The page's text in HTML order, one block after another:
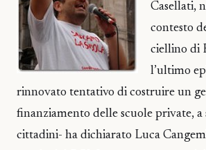
Casellati,
contesto
ciellino di
l’ultimo
rinnovato tentativo di costruire un
finanziamento delle scuole private, a
cittadini- ha dichiarato Luca